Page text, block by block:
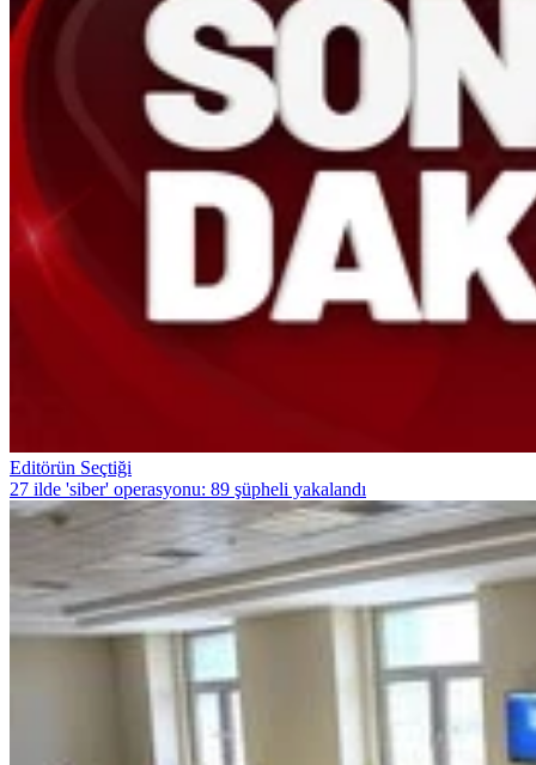
Editörün Seçtiği
27 ilde 'siber' operasyonu: 89 şüpheli yakalandı